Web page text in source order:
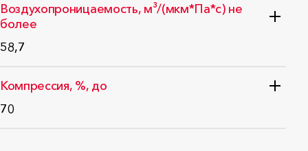
Воздухопроницаемость, м³/(мкм*Па*с) не
более
58,7
Компрессия, %, до
70